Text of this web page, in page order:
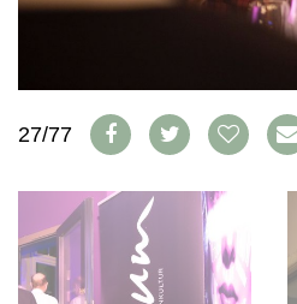
ARCHIV
VORTEILSWELT
WEINSZENE
AWARDS
GEWINNSPIELE
VORTEILSWELT
TRINKREIFETABELLE
WEINSUCHE
NEWSLETTER
27/77